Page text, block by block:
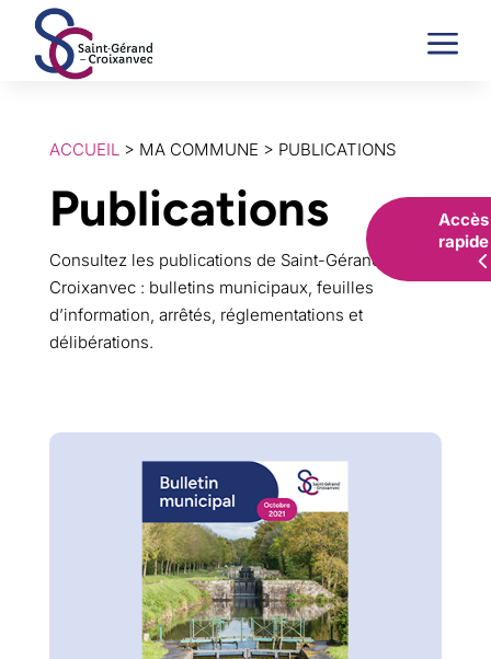
a
ACCUEIL> MA COMMUNE > PUBLICATIONS
Publications
Consultez les publications de Saint-Gérand
Croixanvec : bulletins municipaux, feuilles
d’information, arrêtés, réglementations et
délibérations.
Accès
rapide